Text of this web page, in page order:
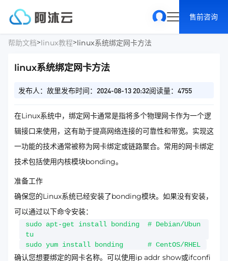
售前咨询
帮助文档>linux教程>linux系统绑定网卡方法
linux系统绑定网卡方法
发布人：故里发布时间：2024-08-13 20:32阅读量：4755
在Linux系统中，绑定网卡通常是指将多个物理网卡作为一个逻
辑接口来使用，这有助于提高网络连接的可靠性和带宽。实现这
一功能的技术通常被称为网卡绑定或链路聚合。常用的网卡绑定
技术包括使用内核模块bonding。
准备工作
确保您的Linux系统已经安装了bonding模块。如果没有安装，
可以通过以下命令安装：
sudo apt-get install bonding # Debian/Ubun
tu
sudo yum install bonding # CentOS/RHEL
确认您想要绑定的网卡名称。可以使用ip addr show或ifconfi